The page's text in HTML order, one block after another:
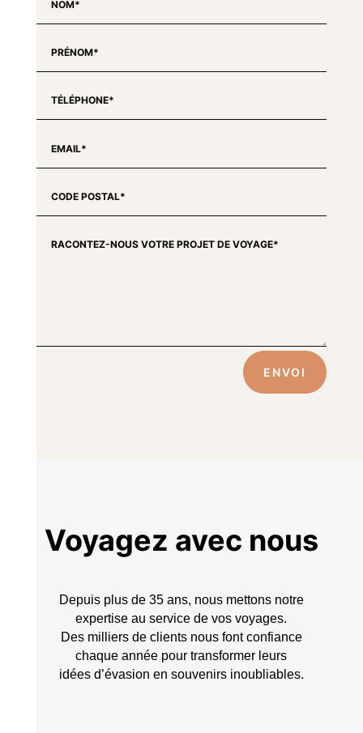
ENVOI
Voyagez avec nous
Depuis plus de 35 ans, nous mettons notre
expertise au service de vos voyages.
Des milliers de clients nous font confiance
chaque année pour transformer leurs
idées d’évasion en souvenirs inoubliables.